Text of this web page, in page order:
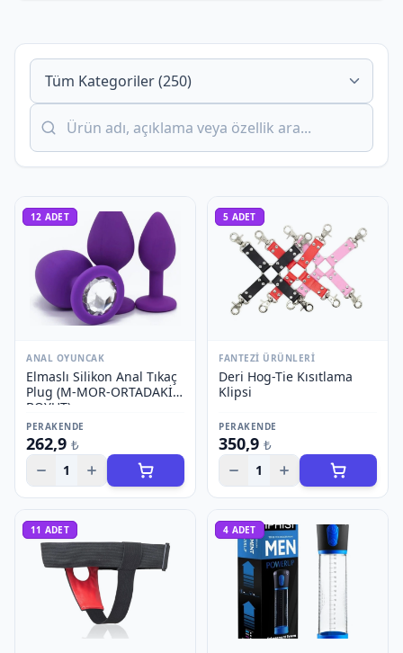
12 ADET
ANAL OYUNCAK
Elmaslı Silikon Anal Tıkaç
Plug (M-MOR-ORTADAKİ
BOYUT)
PERAKENDE
262,9 ₺
1
5 ADET
FANTEZI ÜRÜNLERI
Deri Hog-Tie Kısıtlama
Klipsi
PERAKENDE
350,9 ₺
1
11 ADET 4 ADET